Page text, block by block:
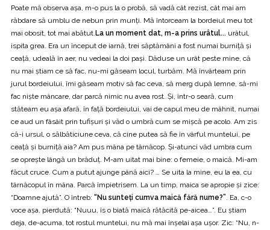
Poate mă observa aşa, m-o pus la o probă, să vadă cât rezist, cât mai am
răbdare să umblu de nebun prin munţi. Mă întorceam la bordeiul meu tot
mai obosit, tot mai abătut. La un moment dat, m-a prins urâtul... urâtul,
ispita grea. Era un început de iarnă, trei săptămâni a fost numai burniţă şi
ceaţă, udeală în aer, nu vedeai la doi paşi. Dăduse un urât peste mine, că
nu mai ştiam ce să fac, nu-mi găseam locul, turbăm. Mă învârteam prin
jurul bordeiului, îmi găseam motiv să fac ceva, să merg după lemne, să-mi
fac nişte mâncare, dar parcă nimic nu avea rost. Şi, într-o seară, cum
stăteam eu aşa afară, în faţă bordeiului, vai de capul meu de mâhnit, numai
ce aud un fâsâit prin tufişuri şi văd o umbră cum se mişcă pe acolo. Am zis
că-i ursul, o sălbăticiune ceva, că cine putea să fie în vârful muntelui, pe
ceaţă şi burniţă aia? Am pus mâna pe târnăcop. Şi-atunci văd umbra cum
se opreşte lângă un brăduţ. M-am uitat mai bine: o femeie, o maică. Mi-am
făcut cruce. Cum a putut ajunge până aici? … Se uita la mine, eu la ea, cu
târnăcopul în mâna. Parcă împietrisem. La un timp, maica se apropie şi zice:
“Doamne ajută”. O întreb: “Nu sunteţi cumva maică fără nume?” . Ea, c-o
voce aşa, pierdută: “Nuuu, îs o biată maică rătăcită pe-aicea…”. Eu ştiam
deja, de-acuma, tot rostul muntelui, nu mă mai înşelai aşa uşor. Zic: “Nu, n-